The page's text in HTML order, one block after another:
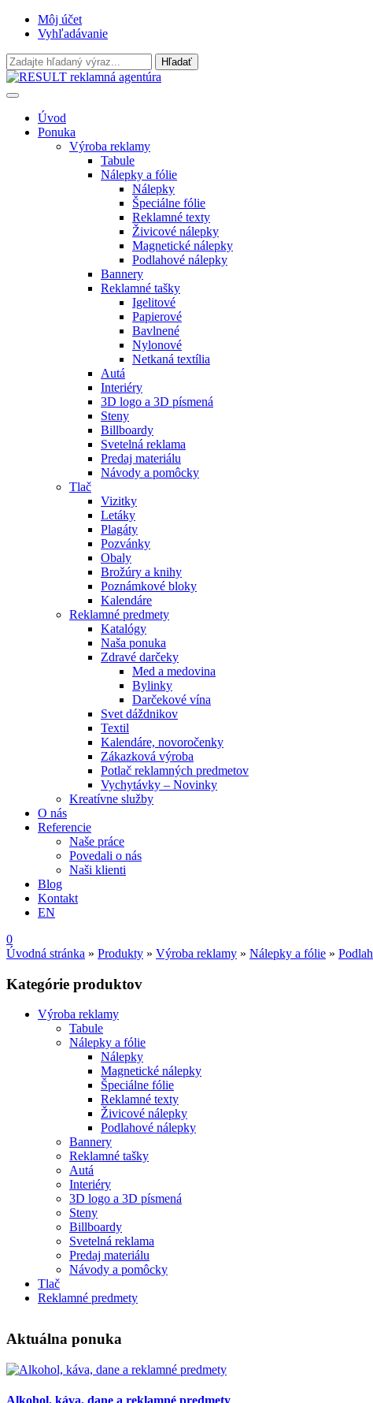
Môj účet
Vyhľadávanie
Úvod
Ponuka
Výroba reklamy
Tabule
Nálepky a fólie
Nálepky
Špeciálne fólie
Reklamné texty
Živicové nálepky
Magnetické nálepky
Podlahové nálepky
Bannery
Reklamné tašky
Igelitové
Papierové
Bavlnené
Nylonové
Netkaná textília
Autá
Interiéry
3D logo a 3D písmená
Steny
Billboardy
Svetelná reklama
Predaj materiálu
Návody a pomôcky
Tlač
Vizitky
Letáky
Plagáty
Pozvánky
Obaly
Brožúry a knihy
Poznámkové bloky
Kalendáre
Reklamné predmety
Katalógy
Naša ponuka
Zdravé darčeky
Med a medovina
Bylinky
Darčekové vína
Svet dáždnikov
Textil
Kalendáre, novoročenky
Zákazková výroba
Potlač reklamných predmetov
Vychytávky – Novinky
Kreatívne služby
O nás
Referencie
Naše práce
Povedali o nás
Naši klienti
Blog
Kontakt
EN
0
Úvodná stránka » Produkty » Výroba reklamy » Nálepky a fólie »
Kategórie produktov
Výroba reklamy
Tabule
Nálepky a fólie
Nálepky
Magnetické nálepky
Špeciálne fólie
Reklamné texty
Živicové nálepky
Podlahové nálepky
Bannery
Reklamné tašky
Autá
Interiéry
3D logo a 3D písmená
Steny
Billboardy
Svetelná reklama
Predaj materiálu
Návody a pomôcky
Tlač
Reklamné predmety
Aktuálna ponuka